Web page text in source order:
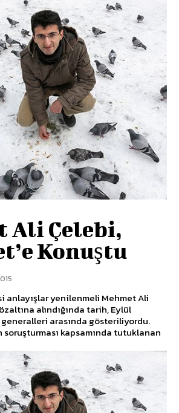
Ali Çelebi,
Konuştu
anlayışlar yenilenmeli Mehmet Ali
alındığında tarih, Eylül
arasında gösteriliyordu.
soruşturması kapsamında tutuklanan